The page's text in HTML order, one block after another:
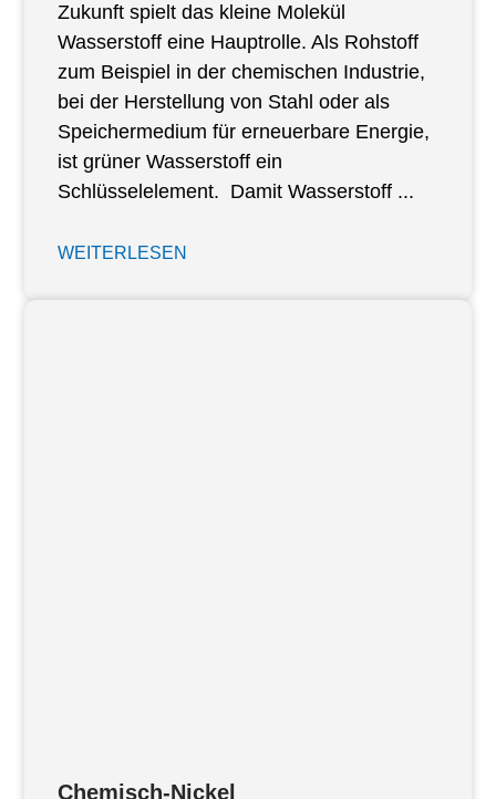
Zukunft spielt das kleine Molekül
Wasserstoff eine Hauptrolle. Als Rohstoff
zum Beispiel in der chemischen Industrie,
bei der Herstellung von Stahl oder als
Speichermedium für erneuerbare Energie,
ist grüner Wasserstoff ein
Schlüsselelement. Damit Wasserstoff ...
WEITERLESEN
Chemisch-Nickel